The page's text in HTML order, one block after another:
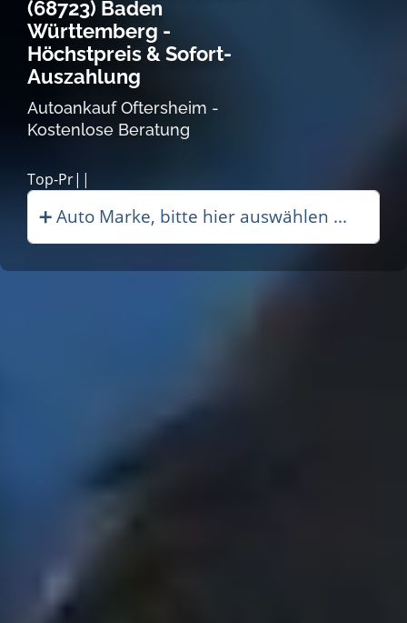
(68723) Baden
Württemberg -
Höchstpreis & Sofort-
Auszahlung
Autoankauf Oftersheim -
Kostenlose Beratung
Autoanka|